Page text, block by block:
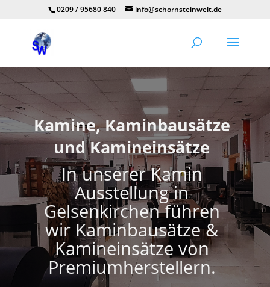
0209 / 95680 840 info@schornsteinwelt.de
Kamine, Kaminbausätze
und Kamineinsätze
In unserer Kamin
Ausstellung in
Gelsenkirchen führen
wir Kaminbausätze &
Kamineinsätze von
Premiumherstellern.